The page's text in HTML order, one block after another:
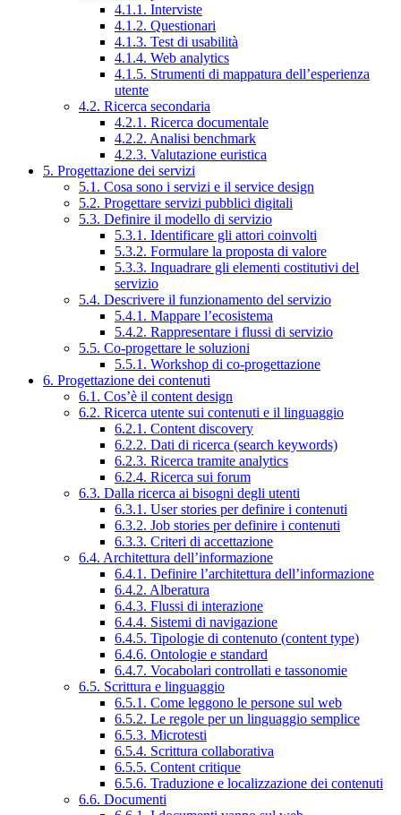
4.1.1. Interviste
4.1.2. Questionari
4.1.3. Test di usabilità
4.1.4. Web analytics
4.1.5. Strumenti di mappatura dell’esperienza
utente
4.2. Ricerca secondaria
4.2.1. Ricerca documentale
4.2.2. Analisi benchmark
4.2.3. Valutazione euristica
5. Progettazione dei servizi
5.1. Cosa sono i servizi e il service design
5.2. Progettare servizi pubblici digitali
5.3. Definire il modello di servizio
5.3.1. Identificare gli attori coinvolti
5.3.2. Formulare la proposta di valore
5.3.3. Inquadrare gli elementi costitutivi del
servizio
5.4. Descrivere il funzionamento del servizio
5.4.1. Mappare l’ecosistema
5.4.2. Rappresentare i flussi di servizio
5.5. Co-progettare le soluzioni
5.5.1. Workshop di co-progettazione
6. Progettazione dei contenuti
6.1. Cos’è il content design
6.2. Ricerca utente sui contenuti e il linguaggio
6.2.1. Content discovery
6.2.2. Dati di ricerca (search keywords)
6.2.3. Ricerca tramite analytics
6.2.4. Ricerca sui forum
6.3. Dalla ricerca ai bisogni degli utenti
6.3.1. User stories per definire i contenuti
6.3.2. Job stories per definire i contenuti
6.3.3. Criteri di accettazione
6.4. Architettura dell’informazione
6.4.1. Definire l’architettura dell’informazione
6.4.2. Alberatura
6.4.3. Flussi di interazione
6.4.4. Sistemi di navigazione
6.4.5. Tipologie di contenuto (content type)
6.4.6. Ontologie e standard
6.4.7. Vocabolari controllati e tassonomie
6.5. Scrittura e linguaggio
6.5.1. Come leggono le persone sul web
6.5.2. Le regole per un linguaggio semplice
6.5.3. Microtesti
6.5.4. Scrittura collaborativa
6.5.5. Content critique
6.5.6. Traduzione e localizzazione dei contenuti
6.6. Documenti